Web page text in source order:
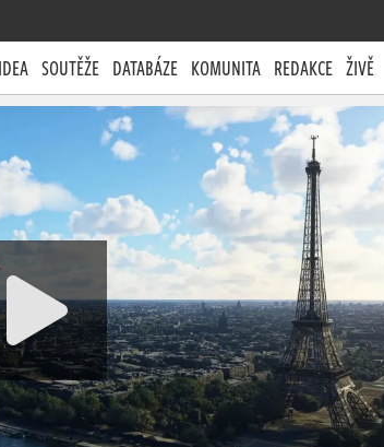
SOUTĚŽE DATABÁZE KOMUNITA REDAKCE ŽIVĚ